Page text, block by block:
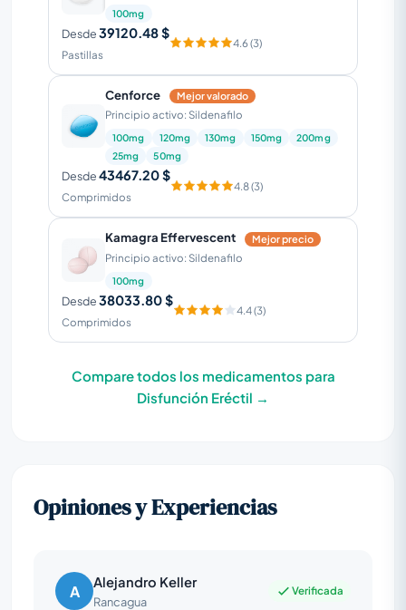
100mg
Desde39120.48 $
Pastillas
4.6 (3)
Cenforce Mejor valorado
Principio activo: Sildenafilo
100mg 120mg 130mg 150mg
200mg
25mg
50mg
Desde43467.20 $
Comprimidos
4.8 (3)
Kamagra Effervescent Mejor precio
Principio activo: Sildenafilo
100mg
Desde38033.80 $
Comprimidos
4.4 (3)
Compare todos los medicamentos para
Disfunción Eréctil →
Opiniones y Experiencias
A Alejandro Keller
Rancagua
Verificada